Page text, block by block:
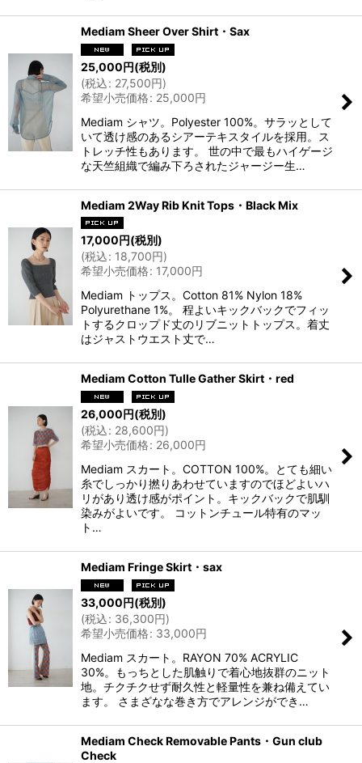
Mediam Sheer Over Shirt・Sax
25,000円(税別)
(税込: 27,500円)
希望小売価格: 25,000円
Mediam シャツ。Polyester 100%。サラッとして
いて透け感のあるシアーテキスタイルを採用。ス
トレッチ性もあります。 世の中で最もハイゲージ
な天竺組織で編み下ろされたジャージー生…
Mediam 2Way Rib Knit Tops・Black Mix
17,000円(税別)
(税込: 18,700円)
希望小売価格: 17,000円
Mediam トップス。Cotton 81% Nylon 18%
Polyurethane 1%。 程よいキックバックでフィッ
トするクロップド丈のリブニットトップス。着丈
はジャストウエスト丈で…
Mediam Cotton Tulle Gather Skirt・red
26,000円(税別)
(税込: 28,600円)
希望小売価格: 26,000円
Mediam スカート。COTTON 100%。とても細い
糸でしっかり撚りあわせていますのでほどよいハ
リがあり透け感がポイント。キックバックで肌馴
染みがよいです。 コットンチュール特有のマッ
ト…
Mediam Fringe Skirt・sax
33,000円(税別)
(税込: 36,300円)
希望小売価格: 33,000円
Mediam スカート。RAYON 70% ACRYLIC
30%。もっちとした肌触りで着心地抜群のニット
地。チクチクせず耐久性と軽量性を兼ね備えてい
ます。 さまざなな巻き方でアレンジができ…
Mediam Check Removable Pants・Gun club
Check